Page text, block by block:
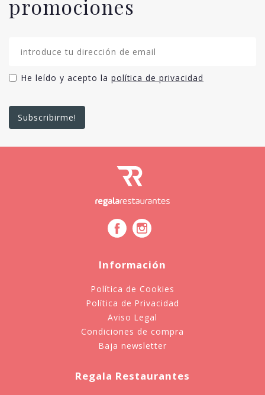
promociones
He leído y acepto la política de privacidad
Información
Política de Cookies
Política de Privacidad
Aviso Legal
Condiciones de compra
Baja newsletter
Regala Restaurantes